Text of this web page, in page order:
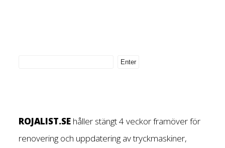
ROJALIST.SE håller stängt 4 veckor framöver för
renovering och uppdatering av tryckmaskiner,